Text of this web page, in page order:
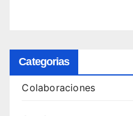
Categorias
Colaboraciones